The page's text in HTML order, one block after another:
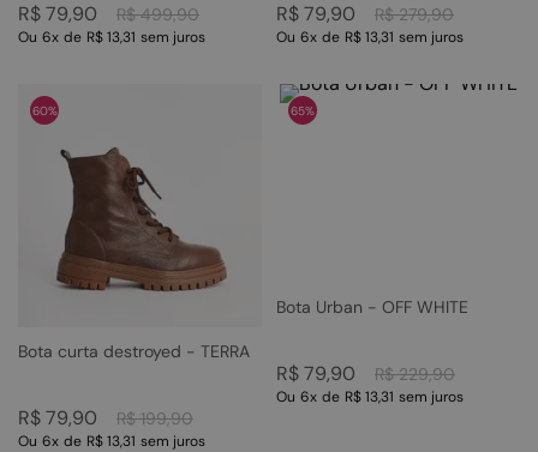
R$ 499,90
R$79,90
Ou 6x de R$ 13,31 sem juros
R$ 279,90
R$79,90
Ou 6x de R$ 13,31 sem juros
60%
Bota curta destroyed - TERRA
R$ 199,90
R$79,90
Ou 6x de R$ 13,31 sem juros
65%
Bota Urban - OFF WHITE
R$ 229,90
R$79,90
Ou 6x de R$ 13,31 sem juros